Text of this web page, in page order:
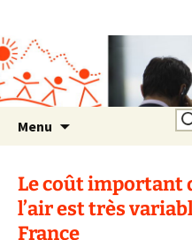
Rhône Alpes
Un environnement sain pour
la santé de tous
Menu
Le coût important
l’air est très
France